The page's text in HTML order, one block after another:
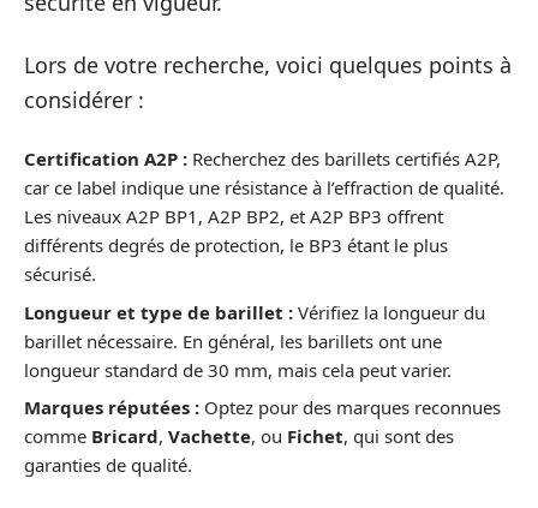
Lors de votre recherche, voici quelques points à
considérer :
Certification A2P : Recherchez des barillets certifiés A2P,
car ce label indique une résistance à l’effraction de qualité.
Les niveaux A2P BP1, A2P BP2, et A2P BP3 offrent
différents degrés de protection, le BP3 étant le plus
sécurisé.
Longueur et type de barillet : Vérifiez la longueur du
barillet nécessaire. En général, les barillets ont une
longueur standard de 30 mm, mais cela peut varier.
Marques réputées : Optez pour des marques reconnues
comme Bricard, Vachette, ou Fichet, qui sont des
garanties de qualité.